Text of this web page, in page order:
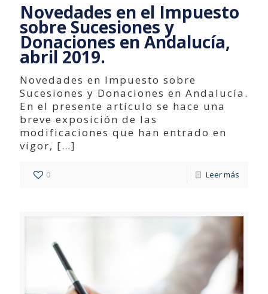
Novedades en el Impuesto
sobre Sucesiones y
Donaciones en Andalucía,
abril 2019.
Novedades en Impuesto sobre
Sucesiones y Donaciones en Andalucía.
En el presente artículo se hace una
breve exposición de las
modificaciones que han entrado en
vigor, […]
0 Leer más